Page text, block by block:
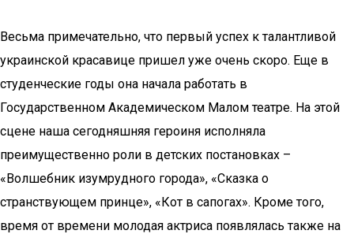
Весьма примечательно, что первый успех к талантливой
украинской красавице пришел уже очень скоро. Еще в
студенческие годы она начала работать в
Государственном Академическом Малом театре. На этой
сцене наша сегодняшняя героиня исполняла
преимущественно роли в детских постановках –
«Волшебник изумрудного города», «Сказка о
странствующем принце», «Кот в сапогах». Кроме того,
время от времени молодая актриса появлялась также на